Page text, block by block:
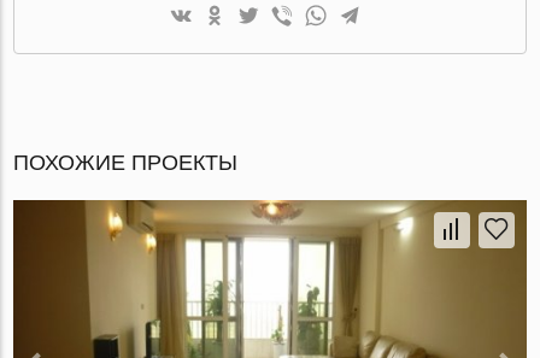
ПОХОЖИЕ ПРОЕКТЫ